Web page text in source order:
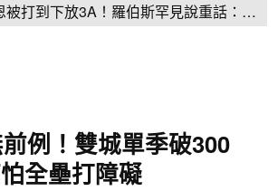
被打到下放3A！羅伯斯罕見說重話：他
例！雙城單季破300
全壘打障礙